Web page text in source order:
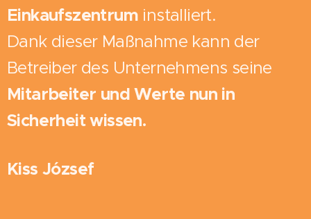
Einkaufszentrum installiert.
Dank dieser Maßnahme kann der
Betreiber des Unternehmens seine
Mitarbeiter und Werte nun in
Sicherheit wissen.
Kiss József